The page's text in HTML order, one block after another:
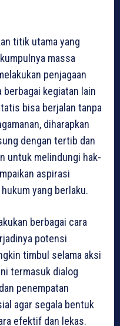
titik utama yang
massa
penjagaan
kegiatan lain
bisa berjalan tanpa
diharapkan
dengan tertib dan
untuk melindungi hak-
aspirasi
yang berlaku.
berbagai cara
potensi
timbul selama aksi
termasuk dialog
penempatan
agar segala bentuk
efektif dan lekas.